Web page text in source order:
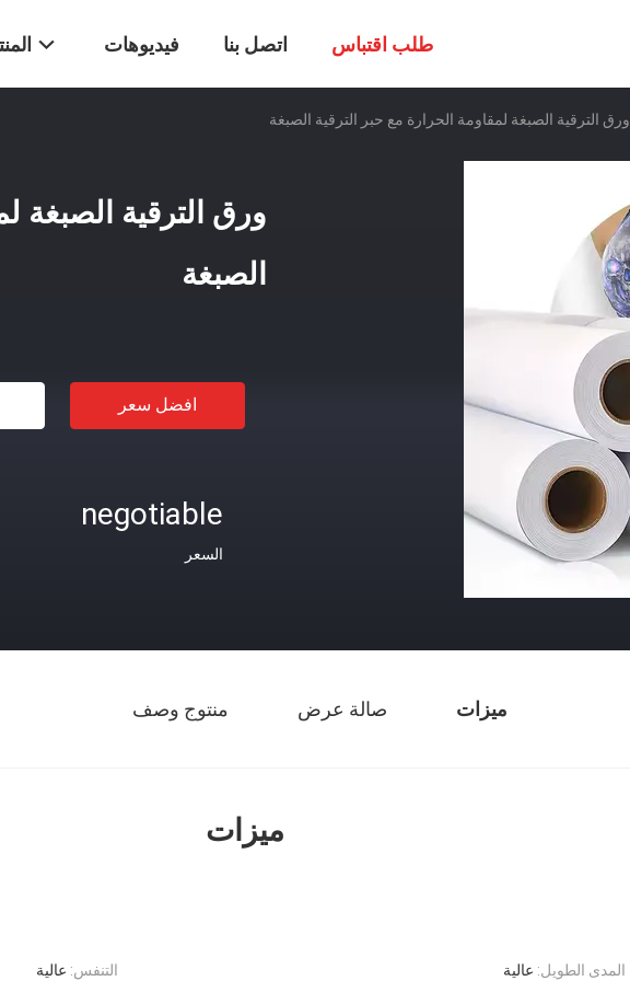
فيديوهات اتصل بنا طلب اقتباس
ورق الترقية الصبغة لمقاومة الحرارة مع حبر الترقية الصبغة
ورق الترقية الصبغة
الصبغة
افضل سعر
negotiable
السعر
ميزات صالة عرض منتوج وصف
ميزات
التنفس: عالية المدى الطويل: عالية